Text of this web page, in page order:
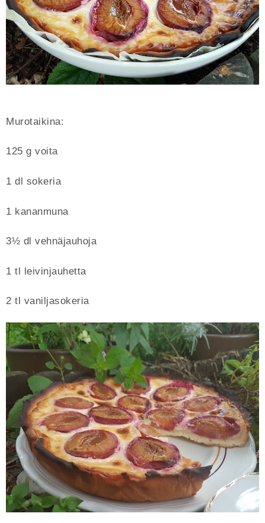
Murotaikina:
125 g voita
1 dl sokeria
1 kananmuna
3½ dl vehnäjauhoja
1 tl leivinjauhetta
2 tl vaniljasokeria